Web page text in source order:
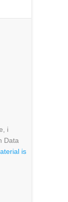
i
Data
is